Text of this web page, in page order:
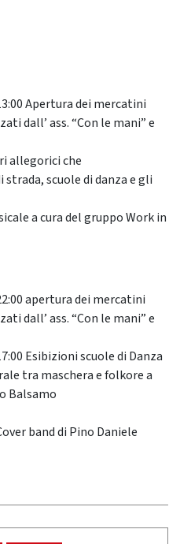
Apertura dei mercatini
dall’ ass. “Con le mani” e
allegorici che
scuole di danza e gli
a cura del gruppo Work in
apertura dei mercatini
dall’ ass. “Con le mani” e
Esibizioni scuole di Danza
tra maschera e folkore a
Balsamo
band di Pino Daniele